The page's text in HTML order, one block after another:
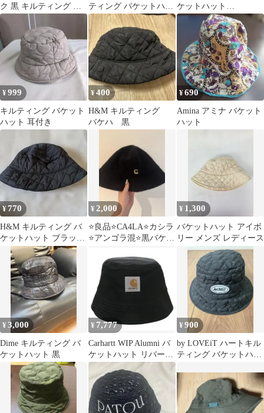
ク 黒 キルティング バ
ケットハット バケハ
ティング バケットハッ
ト
ケットハット
CALLAWAY
¥999
キルティング バケット
ハット 耳付き
¥400
H&M キルティング
バケハ 黒
¥690
Amina アミナ バケット
ハット
¥770
H&M キルティング バ
ケットハット ブラック
Mサイズ
¥2,000
⭐️良品⭐️CA4LA⭐️カシラ
⭐️アンゴラ混⭐️黒バケッ
具 Cロゴ
¥ 1,300
バケットハット アイボ
リー メンズ レディース
¥3,000
Dime キルティング バ
ケットハット 黒
¥ 7,777
Carhartt WIP Alumni バ
ケットハット リバーシ
ブル
¥900
by LOVEiT ハートキル
ティング バケットハッ